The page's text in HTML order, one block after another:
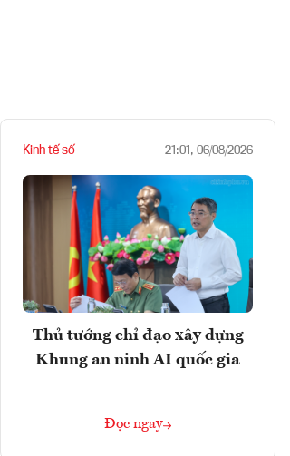
Kinh tế số 21:01, 06/08/2026
Thủ tướng chỉ đạo xây dựng
Khung an ninh AI quốc gia
Đọc ngay